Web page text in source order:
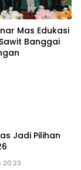
Mas Edukasi
Banggai
Jadi Pilihan
20:23